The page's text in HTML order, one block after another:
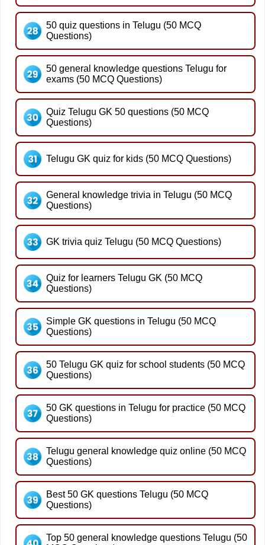
50 quiz questions in Telugu (50 MCQ
Questions)
50 general knowledge questions Telugu for
exams (50 MCQ Questions)
Quiz Telugu GK 50 questions (50 MCQ
Questions)
Telugu GK quiz for kids (50 MCQ Questions)
General knowledge trivia in Telugu (50 MCQ
Questions)
GK trivia quiz Telugu (50 MCQ Questions)
Quiz for learners Telugu GK (50 MCQ
Questions)
Simple GK questions in Telugu (50 MCQ
Questions)
50 Telugu GK quiz for school students (50 MCQ
Questions)
50 GK questions in Telugu for practice (50 MCQ
Questions)
Telugu general knowledge quiz online (50 MCQ
Questions)
Best 50 GK questions Telugu (50 MCQ
Questions)
Top 50 general knowledge questions Telugu (50